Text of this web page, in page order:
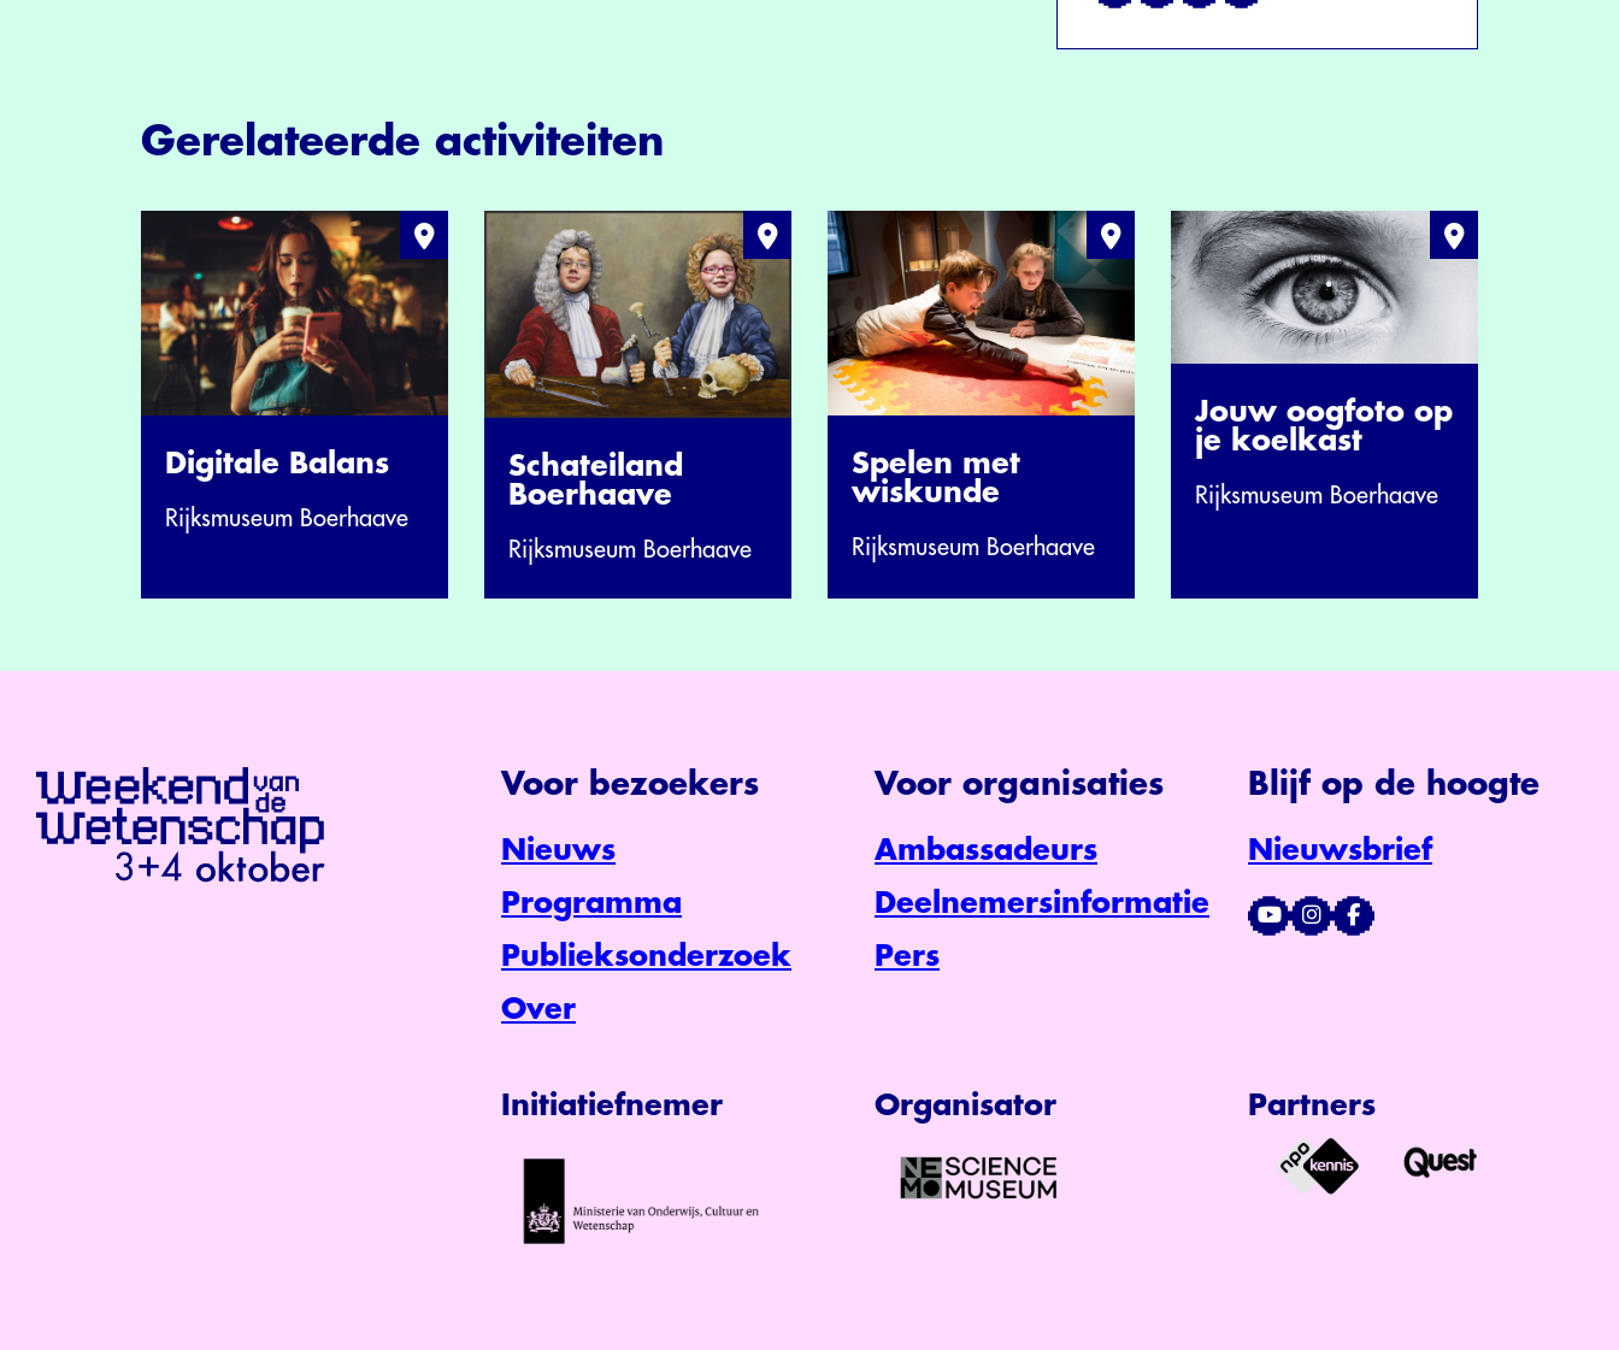
Gerelateerde activiteiten
Digitale Balans
Rijksmuseum Boerhaave
Schateiland
Boerhaave
Rijksmuseum Boerhaave
Spelen met
wiskunde
Rijksmuseum Boerhaave
Jouw oogfoto op
je koelkast
Rijksmuseum Boerhaave
Voor bezoekers
Nieuws
Programma
Publieksonderzoek
Over
Voor organisaties
Ambassadeurs
Deelnemersinformatie
Pers
Blijf op de hoogte
Nieuwsbrief
Initiatiefnemer Organisator Partners